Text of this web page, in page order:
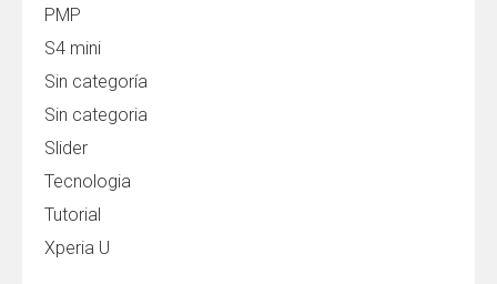
PMP
S4 mini
Sin categoría
Sin categoria
Slider
Tecnologia
Tutorial
Xperia U